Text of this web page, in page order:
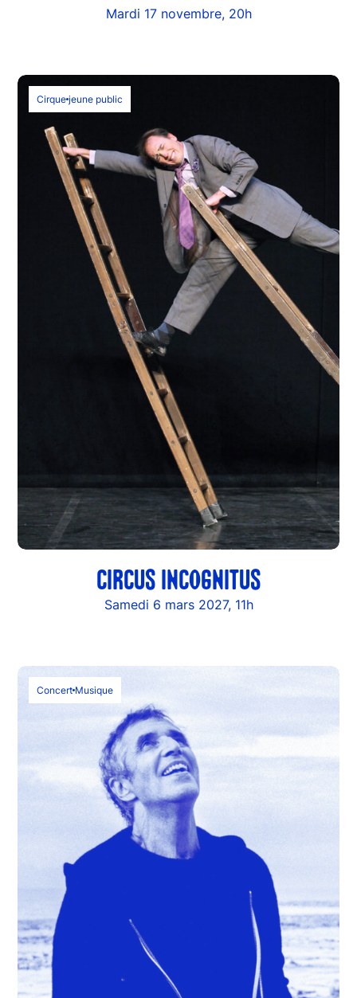
Mardi 17 novembre, 20h
Cirque jeune public
CIRCUS INCOGNITUS
Samedi 6 mars 2027, 11h
Concert Musique